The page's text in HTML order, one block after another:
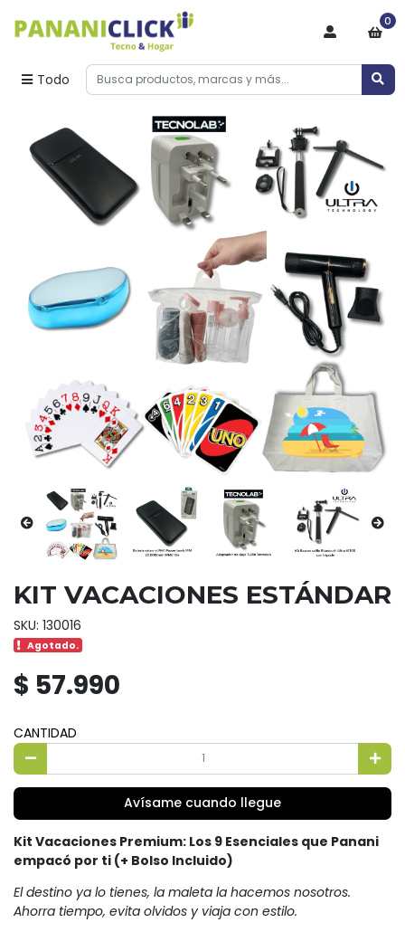
Todo
0
KIT VACACIONES ESTÁNDAR
SKU: 130016
Agotado.
$ 57.990
CANTIDAD
Avísame cuando llegue
Kit Vacaciones Premium: Los 9 Esenciales que Panani
empacó por ti (+ Bolso Incluido)
El destino ya lo tienes, la maleta la hacemos nosotros.
Ahorra tiempo, evita olvidos y viaja con estilo.